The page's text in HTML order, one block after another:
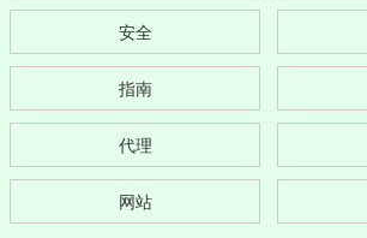
安全
指南
代理
网站